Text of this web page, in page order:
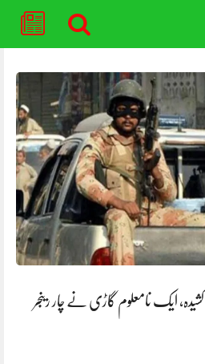
ایک نامعلوم گاڑی نے چار رینجر